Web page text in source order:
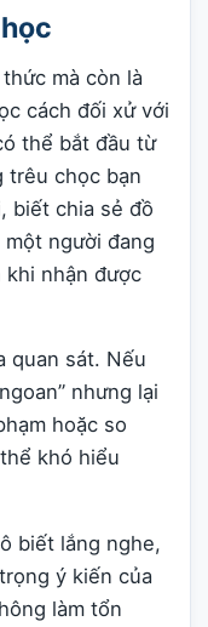
mà còn là
cách đối xử với
thể bắt đầu từ
trêu chọc bạn
biết chia sẻ đồ
người đang
khi nhận được
quan sát. Nếu
nhưng lại
hoặc so
khó hiểu
biết lắng nghe,
ý kiến của
làm tổn